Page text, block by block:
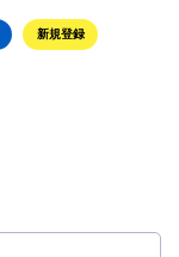
新規登録